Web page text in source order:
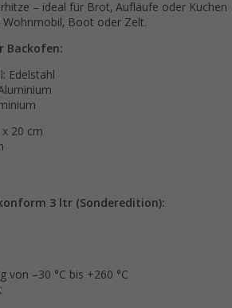
– ideal für Brot, Aufläufe oder Kuchen
Boot oder Zelt.
Backofen:
Edelstahl
20 cm
3 ltr (Sonderedition):
von –30 °C bis +260 °C